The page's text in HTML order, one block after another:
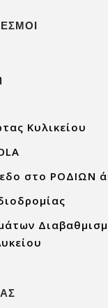
Κυλικείου
στο ΡΟΔΙΩΝ